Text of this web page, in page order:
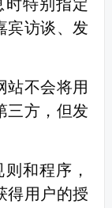
时特别指定
宾访谈、发
站不会将用
三方，但发
和程序，
得用户的授